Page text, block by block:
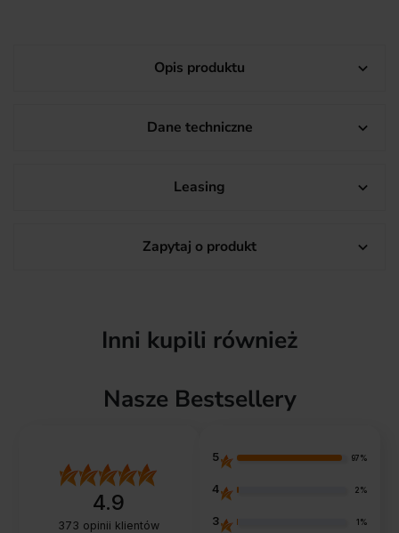
Opis produktu 
Dane techniczne 
Leasing 
Zapytaj o produkt 
Inni kupili również
Nasze Bestsellery
4.9
373 opinii klientów
5 97%
4 2%
3 1%